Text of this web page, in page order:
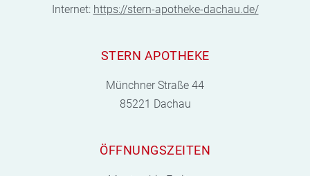
Internet: https://stern-apotheke-dachau.de/
STERN APOTHEKE
Münchner Straße 44
85221 Dachau
ÖFFNUNGSZEITEN